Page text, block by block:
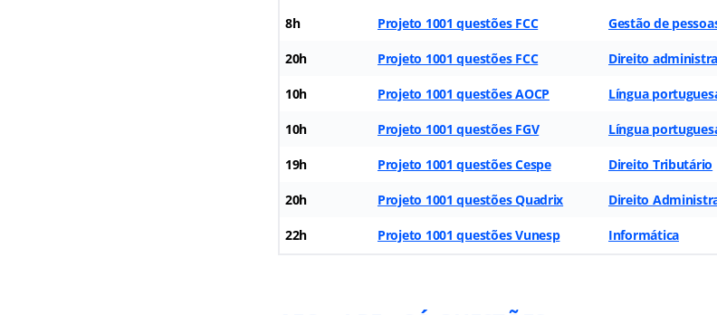
8h Projeto 1001 questões FCC Gestão de
20h Projeto 1001 questões FCC Direito
10h Projeto 1001 questões AOCP Língua
10h Projeto 1001 questões FGV Língua
19h Projeto 1001 questões Cespe Direito Tributário
20h Projeto 1001 questões Quadrix Direito
22h Projeto 1001 questões Vunesp Informática